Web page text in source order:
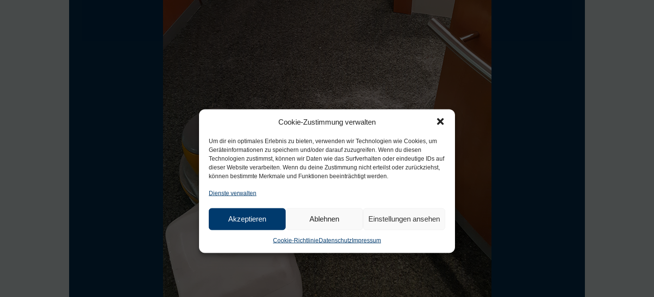
Cookie-Zustimmung verwalten
Um dir ein optimales Erlebnis zu bieten, verwenden wir Technologien wie Cookies, um
Geräteinformationen zu speichern und/oder darauf zuzugreifen. Wenn du diesen
Technologien zustimmst, können wir Daten wie das Surfverhalten oder eindeutige IDs auf
dieser Website verarbeiten. Wenn du deine Zustimmung nicht erteilst oder zurückziehst,
können bestimmte Merkmale und Funktionen beeinträchtigt werden.
Dienste verwalten
Akzeptieren Ablehnen Einstellungen ansehen
Cookie-RichtlinieDatenschutzImpressum